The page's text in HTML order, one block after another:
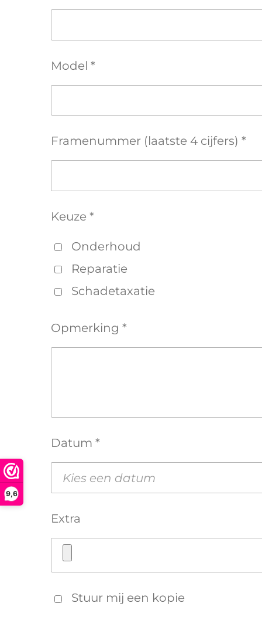
9,6
Model *
Framenummer (laatste 4 cijfers) *
Keuze *
Onderhoud
Reparatie
Schadetaxatie
Opmerking *
Datum *
Extra
Stuur mij een kopie